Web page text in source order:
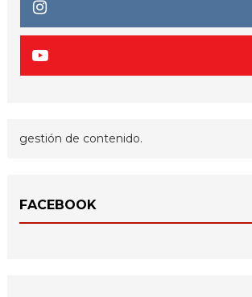
gestión de contenido.
FACEBOOK